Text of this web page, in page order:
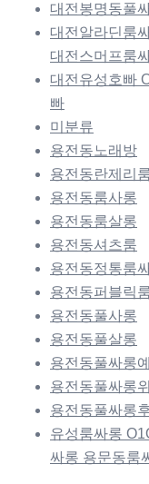
대전봉명동풀
대전알라딘룸
대전스머프룸
대전유성호빠
빠
미분류
용전동노래방
용전동란제리
용전동룸사롱
용전동룸살롱
용전동셔츠룸
용전동정통룸
용전동퍼블릭
용전동풀사롱
용전동풀살롱
용전동풀싸롱
용전동풀싸롱
용전동풀싸롱후
유성룸싸롱
싸롱 용문동룸